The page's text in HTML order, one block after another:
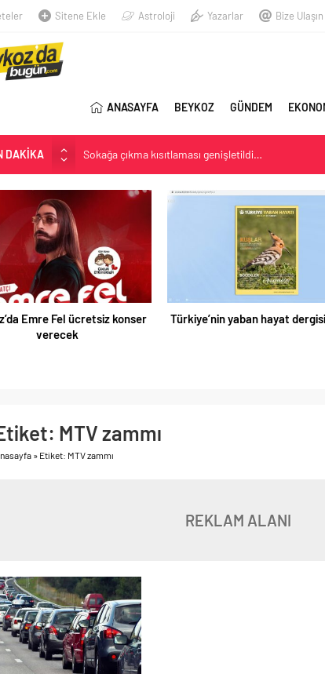
Sitene Ekle Astroloji Yazarlar Bize Ulaşın
ANASAYFA BEYKOZ GÜNDEM
DAKİKA
Bülent Arınç, Yüksek İstişare Kurulu görevinden
Anadolu Yakası’nın İlk Belediyesi: Beykoz 10. Daire-i
Açlık Sınırı Açıklandı
Emre Fel ücretsiz konser
verecek
Türkiye’nin yaban hayat dergisi
MTV zammı
» Etiket: MTV zammı
REKLAM ALANI